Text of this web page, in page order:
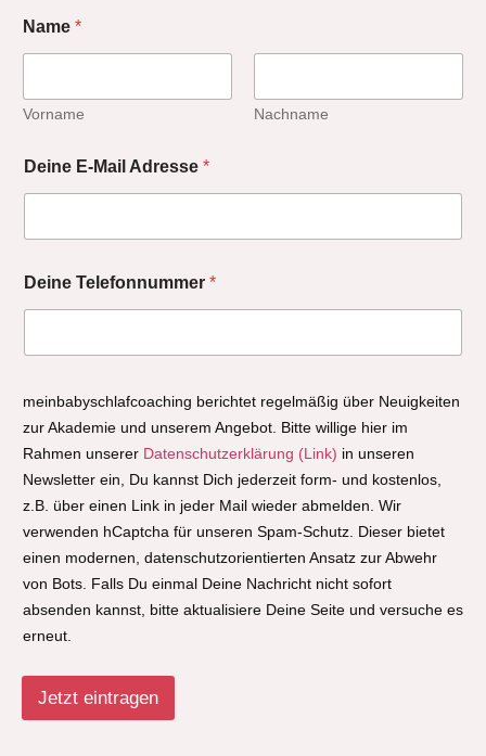
Name *
Vorname Nachname
Deine E-Mail Adresse *
Deine Telefonnummer *
meinbabyschlafcoaching berichtet regelmäßig über Neuigkeiten
zur Akademie und unserem Angebot. Bitte willige hier im
Rahmen unserer Datenschutzerklärung (Link) in unseren
Newsletter ein, Du kannst Dich jederzeit form- und kostenlos,
z.B. über einen Link in jeder Mail wieder abmelden. Wir
verwenden hCaptcha für unseren Spam-Schutz. Dieser bietet
einen modernen, datenschutzorientierten Ansatz zur Abwehr
von Bots. Falls Du einmal Deine Nachricht nicht sofort
absenden kannst, bitte aktualisiere Deine Seite und versuche es
erneut.
Jetzt eintragen